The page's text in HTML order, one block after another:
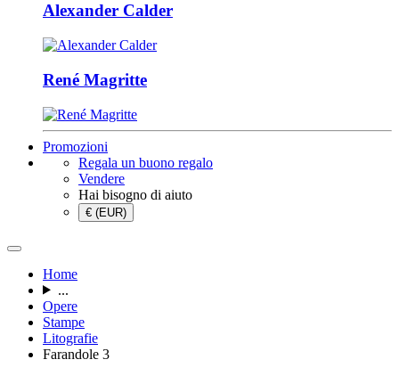
Alexander Calder
René Magritte
Promozioni
Regala un buono regalo
Vendere
Hai bisogno di aiuto
€ (EUR)
Home
...
Opere
Stampe
Litografie
Farandole 3